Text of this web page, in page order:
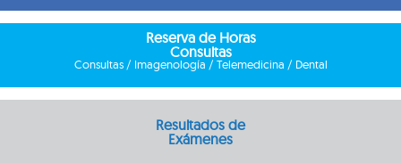
Reserva de Horas
Consultas
Consultas / Imagenología / Telemedicina / Dental
Resultados de
Exámenes